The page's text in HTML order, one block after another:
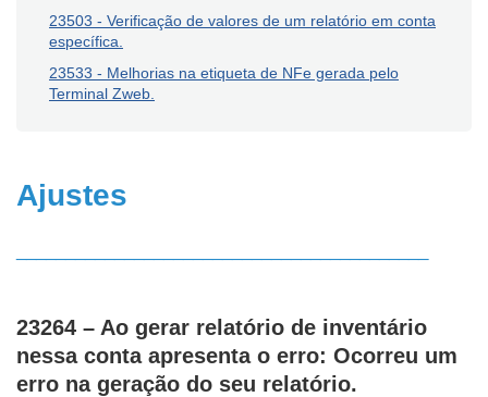
23503 - Verificação de valores de um relatório em conta
específica.
23533 - Melhorias na etiqueta de NFe gerada pelo
Terminal Zweb.
Ajustes
23264 – Ao gerar relatório de inventário
nessa conta apresenta o erro: Ocorreu um
erro na geração do seu relatório.